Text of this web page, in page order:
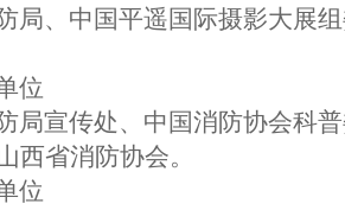
局、中国平遥国际摄影大展
位
局宣传处、中国消防协会科
西省消防协会。
位